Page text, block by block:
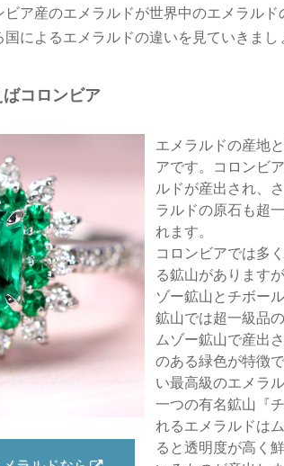
ア産のエメラルドが世界中のエメラルド
によるエメラルドの違いを見ていきまし
コロンビア
エメラルドの産地
アです。コロンビ
ルドが産出され、
ラルドの原石も超
れます。
コロンビアでは多
る鉱山があります
ゾー鉱山とチボー
鉱山では超一級品
ムゾー鉱山で産出
のある緑色が特徴
い最高級のエメラ
一つの有名鉱山『
れるエメラルドは
ると透明度が高く